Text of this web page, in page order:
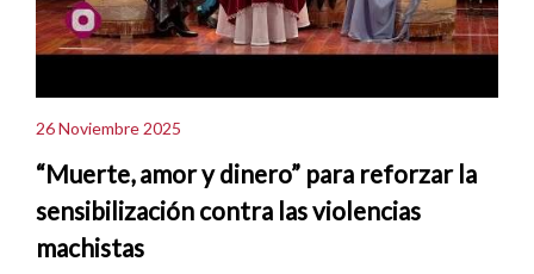
26 Noviembre 2025
“Muerte, amor y dinero” para reforzar la
sensibilización contra las violencias
machistas